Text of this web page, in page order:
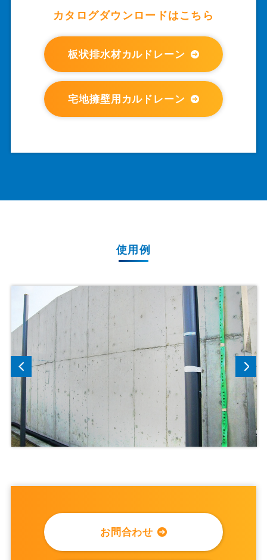
カタログダウンロードはこちら
板状排水材カルドレーン
宅地擁壁用カルドレーン
使用例
お問合わせ